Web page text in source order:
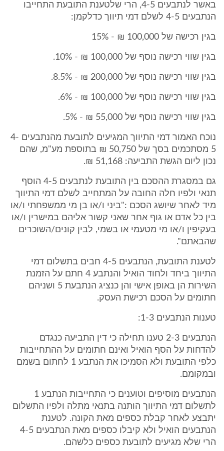
באשר לנתבעים 4-5, הרי שלטענת התובעת התחייבו
הנתבעים 4-5 לשלם דמי תיווך כדלקמן:
בגין רכישה של 100,000 ₪ - 15%
בגין שווי רכישה נוסף של 100,000 ₪ - 10%.
בגין שווי רכישה נוסף של 200,000 ₪ - 8.5%.
בגין שווי רכישה נוסף של 100,000 ₪ - 6%.
בגין שווי רכישה נוסף של 55,000 ₪ - 5%.
נוכח האמור דמי התיווך המגיעים לתובעת מהנתבעים 4-
5 מסתכמים בסך של 50,750 ₪ בתוספת מע"מ, שהם
נכון ליום הגשת התביעה: 51,168 ₪.
גם במסגרת ההסכם בין התובעת לנתבעים 4-5 הוסף
תנאי ולפיו חלה החובה על המתחייב לשלם דמי התיווך
מיד לאחר שיושג הסכם :"ביני ו/או בן מי ממשפחתי ו/או
בין כל אדם או גוף אחר שאני קשור אליהם במישרין ו/או
בעקיפין ו/או מי מטעמי או בשמי, לבין קונים/השוכרים
שהבאתם".
לטענת התובעת, הנתבעים 4-5 חבים בתשלום דמי
התיווך ביחד ולחוד הואיל והנתבע 4 חתם על הזמנת
השירות הן באופן אישי והן כנציג הנתבעת 5 ושניהם
חתומים על הסכם רכישת העסק.
טענות הנתבעים 1-3:
הנתבעים 2-3 טענו תחילה כי דין התביעה כנגדם
להדחות על הסף הואיל ואינם חתומים על ההתחייבות
כלפי התובעת ולא הסמיכו את הנתבע 1 לחתום בשמם
ובמקומם.
הנתבעים מוסיפים וטוענים כי התחייבות הנתבע 1
לתשלום דמי התיווך הותנה בתנאי מתלה ולפיו התשלום
יתבצע לאחר קבלת כספים מאת הקונה. לטענת
הנתבעים הואיל ולא קיבלו כספים מאת הנתבעים 4-5
הרי שלא מגיעים לתובעת כספים כלשהם.